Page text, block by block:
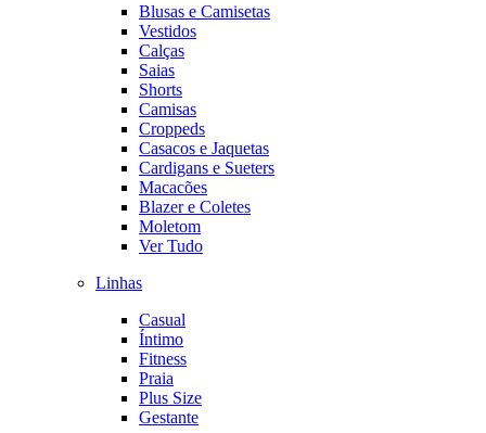
Blusas e Camisetas
Vestidos
Calças
Saias
Shorts
Camisas
Croppeds
Casacos e Jaquetas
Cardigans e Sueters
Macacões
Blazer e Coletes
Moletom
Ver Tudo
Linhas
Casual
Íntimo
Fitness
Praia
Plus Size
Gestante